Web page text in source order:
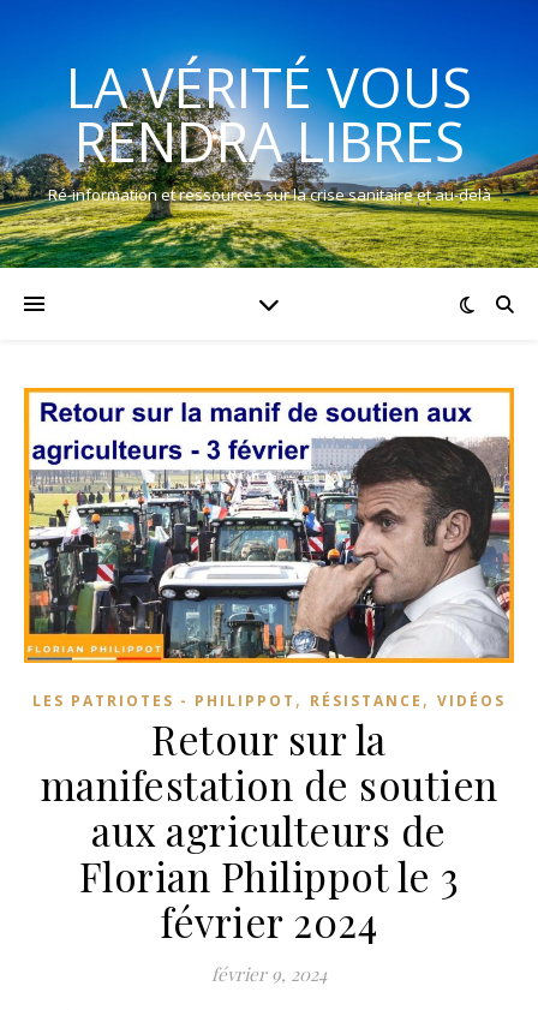
LA VÉRITÉ VOUS
RENDRA LIBRES
Ré-information et ressources sur la crise sanitaire et au-delà
LES PATRIOTES - PHILIPPOT , RÉSISTANCE , VIDÉOS
Retour sur la
manifestation de soutien
aux agriculteurs de
Florian Philippot le 3
février 2024
février 9, 2024